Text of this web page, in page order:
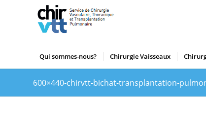
Qui sommes-nous? Chirurgie Vaisseaux
600×440-chirvtt-bichat-transplantation-